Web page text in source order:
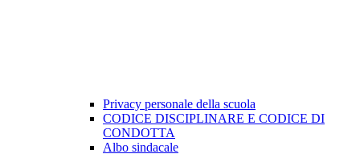
Privacy personale della scuola
CODICE DISCIPLINARE E CODICE DI
CONDOTTA
Albo sindacale